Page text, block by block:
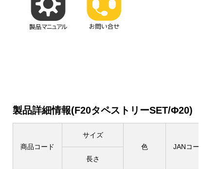
製品詳細情報(F20タペストリーSET/Φ20)
商品コード
サイズ
色
JANコード
長さ